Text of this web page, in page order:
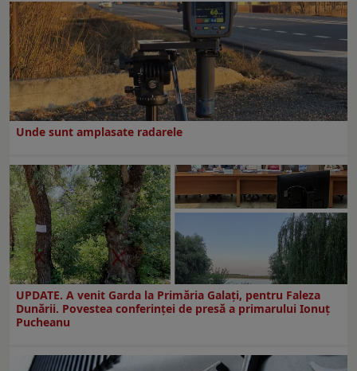
Unde sunt amplasate radarele
UPDATE. A venit Garda la Primăria Galaţi, pentru Faleza
Dunării. Povestea conferinţei de presă a primarului Ionuţ
Pucheanu